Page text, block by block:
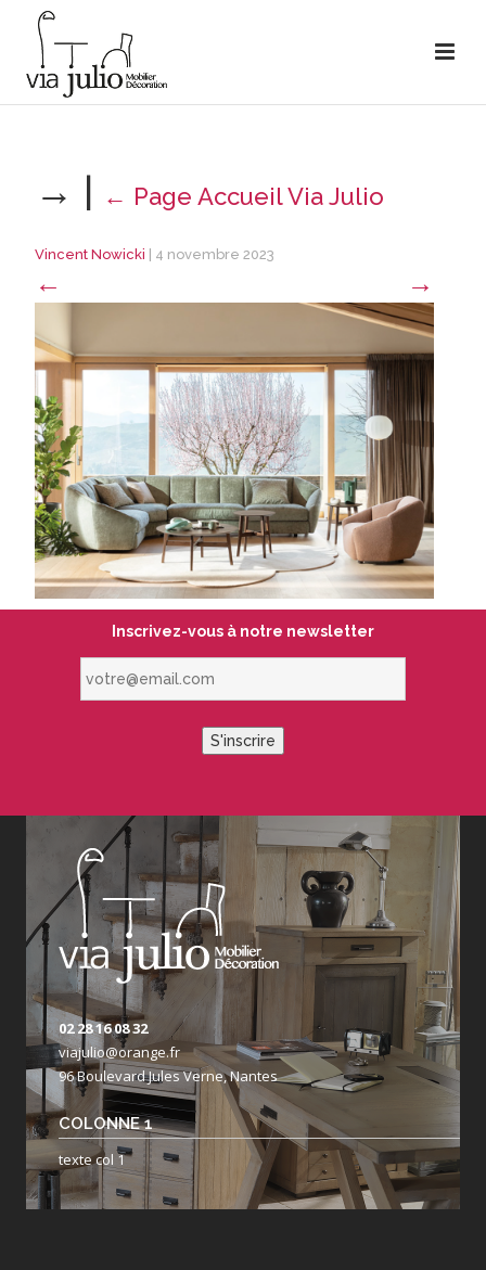
→ | ← Page Accueil Via Julio
Vincent Nowicki 4 novembre 2023
← →
Inscrivez-vous à notre newsletter
S'inscrire
02 28 16 08 32
viajulio@orange.fr
96 Boulevard Jules Verne, Nantes
COLONNE 1
texte col 1